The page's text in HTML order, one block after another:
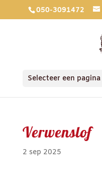
050-3091472
Selecteer een pagina
Verwenslof
2 sep 2025